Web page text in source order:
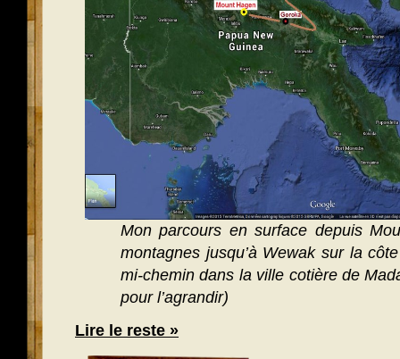
Mon parcours en surface depuis
montagnes jusqu’à Wewak sur la
mi-chemin dans la ville cotière de
pour l’agrandir)
Lire le reste »